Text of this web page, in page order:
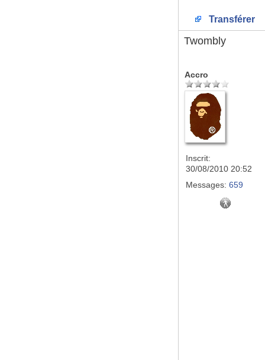
Transférer
Twombly
Accro
Inscrit:
30/08/2010 20:52
Messages: 659